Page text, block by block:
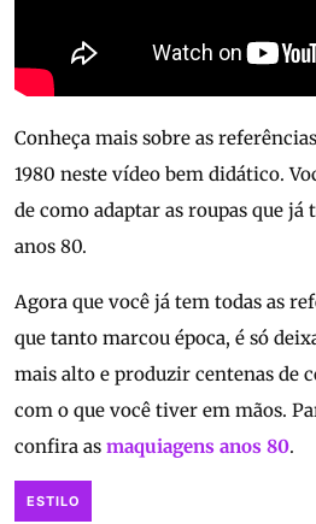
Conheça mais sobre as
1980 neste vídeo bem didático.
de como adaptar as roupas que já
anos 80.
Agora que você já tem todas as
que tanto marcou época, é só
mais alto e produzir centenas de
com o que você tiver em mãos.
confira as maquiagens anos 80.
ESTILO